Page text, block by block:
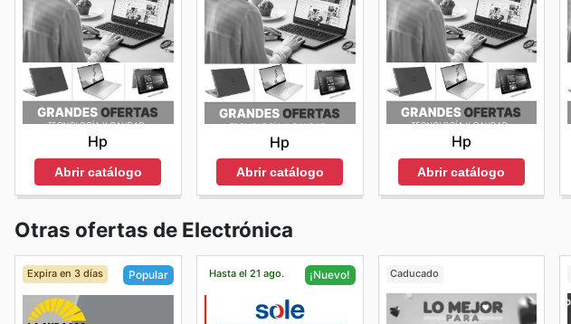
Hp
Abrir catálogo
Hp
Abrir catálogo
Hp
Abrir catálogo
Otras ofertas de Electrónica
Expira en 3 días Popular Hasta el 21 ago. ¡Nuevo! Caducado